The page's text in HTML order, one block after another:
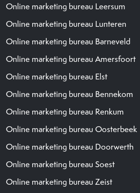
Online marketing bureau Leersum
Online marketing bureau Lunteren
Online marketing bureau Barneveld
Online marketing bureau Amersfoort
Online marketing bureau Elst
Online marketing bureau Bennekom
Online marketing bureau Renkum
Online marketing bureau Oosterbeek
Online marketing bureau Doorwerth
Online marketing bureau Soest
Online marketing bureau Zeist